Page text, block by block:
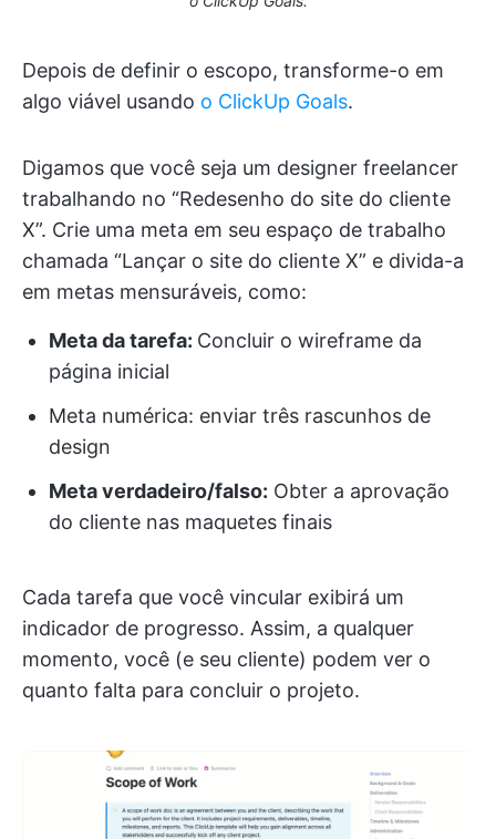
Depois de definir o escopo, transforme-o em
algo viável usando o ClickUp Goals.
Digamos que você seja um designer freelancer
trabalhando no “Redesenho do site do cliente
X”. Crie uma meta em seu espaço de trabalho
chamada “Lançar o site do cliente X” e divida-a
em metas mensuráveis, como:
Meta da tarefa: Concluir o wireframe da
página inicial
Meta numérica: enviar três rascunhos de
design
Meta verdadeiro/falso: Obter a aprovação
do cliente nas maquetes finais
Cada tarefa que você vincular exibirá um
indicador de progresso. Assim, a qualquer
momento, você (e seu cliente) podem ver o
quanto falta para concluir o projeto.